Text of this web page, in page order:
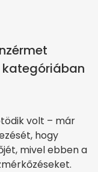
kategóriában
volt – már
hogy
mivel ebben a